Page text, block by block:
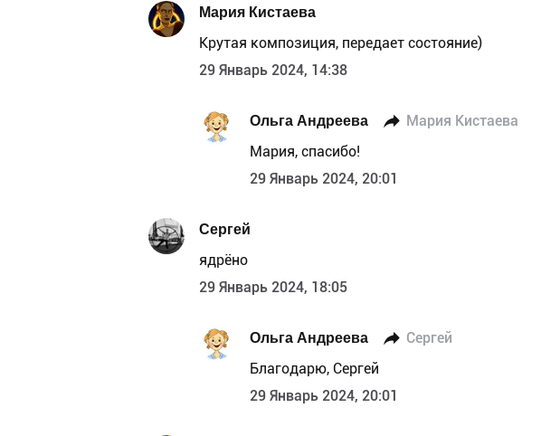
Мария Кистаева
Крутая композиция, передает состояние)
29 Январь 2024, 14:38
Ольга Андреева Мария Кистаева
Мария, спасибо!
29 Январь 2024, 20:01
Сергей
ядрёно
29 Январь 2024, 18:05
Ольга Андреева Сергей
Благодарю, Сергей
29 Январь 2024, 20:01